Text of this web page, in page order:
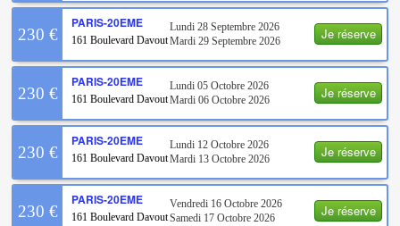
Je réserve
230 €
PARIS-20EME
161 Boulevard Davout
Lundi 28 Septembre 2026
Mardi 29 Septembre 2026
Je réserve
230 €
PARIS-20EME
161 Boulevard Davout
Lundi 05 Octobre 2026
Mardi 06 Octobre 2026
Je réserve
230 €
PARIS-20EME
161 Boulevard Davout
Lundi 12 Octobre 2026
Mardi 13 Octobre 2026
Je réserve
230 €
PARIS-20EME
161 Boulevard Davout
Vendredi 16 Octobre 2026
Samedi 17 Octobre 2026